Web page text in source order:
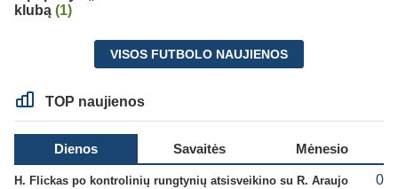
klubą (1)
VISOS FUTBOLO NAUJIENOS
TOP naujienos
Dienos Savaitės Mėnesio
H. Flickas po kontrolinių rungtynių atsisveikino su R. Araujo 0